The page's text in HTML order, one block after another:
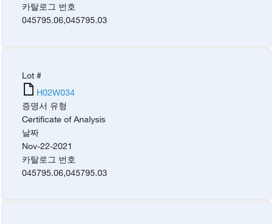
카탈로그 번호
045795.06,045795.03
Lot #
H02W034
증명서 유형
Certificate of Analysis
날짜
Nov-22-2021
카탈로그 번호
045795.06,045795.03